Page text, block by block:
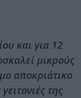
και για 12
μικρούς
αποκριάτικο
της